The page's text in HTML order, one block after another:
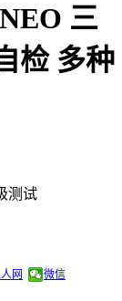
三
检 多种
测试
网 微信